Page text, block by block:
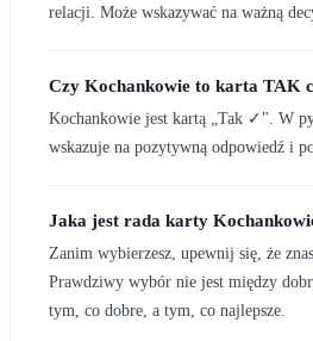
relacji. Może wskazywać na ważną
Czy Kochankowie to karta TAK
Kochankowie jest kartą „Tak ✓". W
wskazuje na pozytywną odpowiedź i
Jaka jest rada karty
Zanim wybierzesz, upewnij się, że
Prawdziwy wybór nie jest między
tym, co dobre, a tym, co najlepsze.